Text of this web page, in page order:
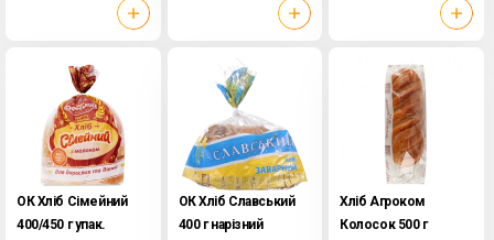
ОК Хліб Сімейний
400/450 г упак.
ОК Хліб Славський
400 г нарізний
Хліб Агроком
Колосок 500 г